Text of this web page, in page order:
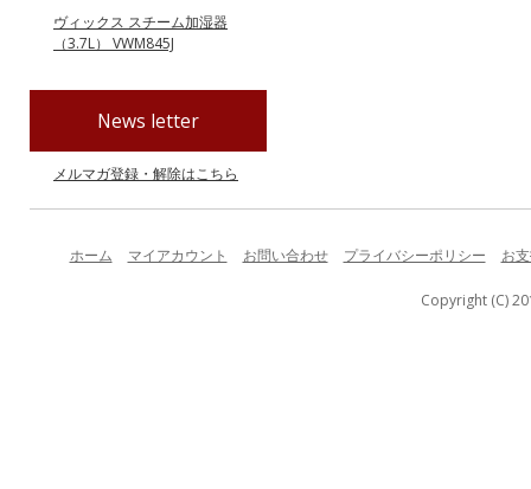
ヴィックス スチーム加湿器
（3.7L） VWM845J
News letter
メルマガ登録・解除はこちら
ホーム マイアカウント お問い合わせ プライバシーポリシー お
Copyright (C)